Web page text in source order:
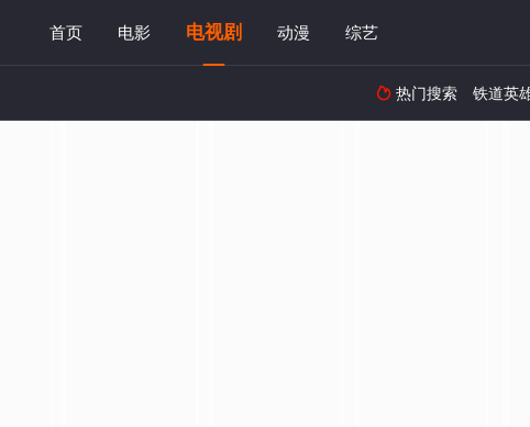
首页 电影 电视剧 动漫 综艺
 热门搜索 铁道英